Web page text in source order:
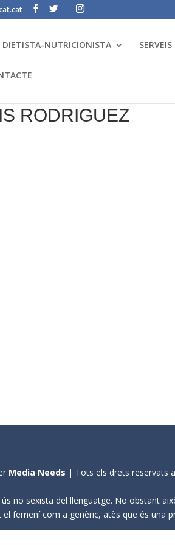
DIETISTA-NUTRICIONISTA SERVEIS
RODRIGUEZ
Media Needs | Tots els drets reservats a
no sexista del llenguatge. No obstant
femení com a genèric, atès que és